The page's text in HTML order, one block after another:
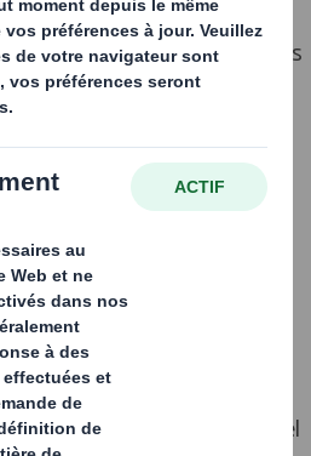
la journée, ils peuvent
en ligne des produits
les avantages de l’e-
l’impact de ce dernier sur
premières, tant pour la
de leurs emballages, au
la vente en ligne pose un réel